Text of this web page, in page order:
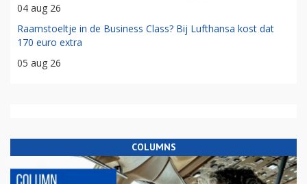
04 aug 26
Raamstoeltje in de Business Class? Bij Lufthansa kost dat
170 euro extra
05 aug 26
COLUMNS